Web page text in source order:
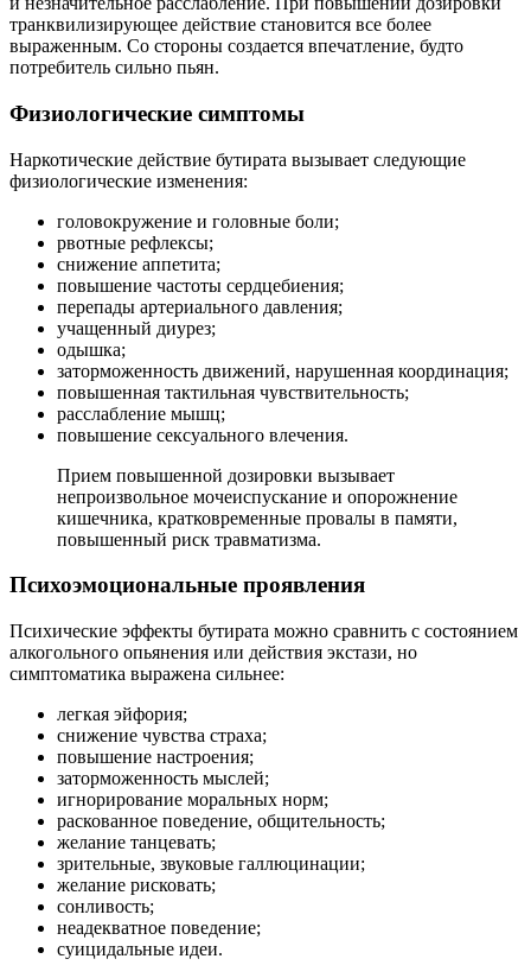
транквилизирующее действие становится все более
выраженным. Со стороны создается впечатление, будто
потребитель сильно пьян.
Физиологические симптомы
Наркотические действие бутирата вызывает следующие
физиологические изменения:
головокружение и головные боли;
рвотные рефлексы;
снижение аппетита;
повышение частоты сердцебиения;
перепады артериального давления;
учащенный диурез;
одышка;
заторможенность движений, нарушенная координация;
повышенная тактильная чувствительность;
расслабление мышц;
повышение сексуального влечения.
Прием повышенной дозировки вызывает
непроизвольное мочеиспускание и опорожнение
кишечника, кратковременные провалы в памяти,
повышенный риск травматизма.
Психоэмоциональные проявления
Психические эффекты бутирата можно сравнить с состоянием
алкогольного опьянения или действия экстази, но
симптоматика выражена сильнее:
легкая эйфория;
снижение чувства страха;
повышение настроения;
заторможенность мыслей;
игнорирование моральных норм;
раскованное поведение, общительность;
желание танцевать;
зрительные, звуковые галлюцинации;
желание рисковать;
сонливость;
неадекватное поведение;
суицидальные идеи.